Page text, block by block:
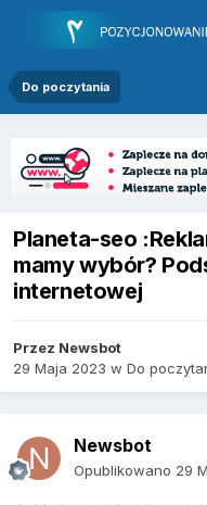
Do poczytania
Planeta-seo
mamy wybór?
internetowej
Przez Newsbot
29 Maja 2023 w Do
Newsbot
Opublikowano 29